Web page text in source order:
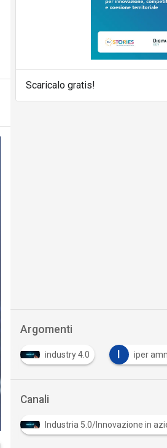
Scaricalo gratis!
Argomenti
industry 4.0 iper
Canali
Industria 5.0/Innovazione in